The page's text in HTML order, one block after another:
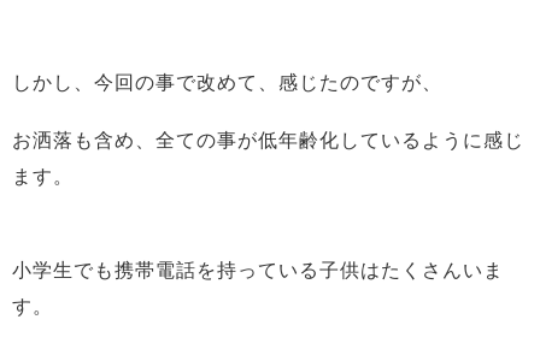
しかし、今回の事で改めて、感じたのですが、
お洒落も含め、全ての事が低年齢化しているように感じ
ます。
小学生でも携帯電話を持っている子供はたくさんいま
す。